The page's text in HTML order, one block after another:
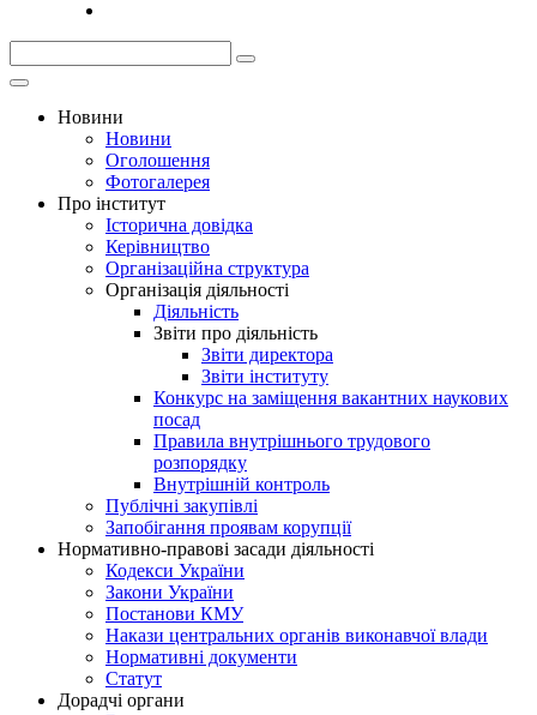
Новини
Новини
Оголошення
Фотогалерея
Про інститут
Історична довідка
Керівництво
Організаційна структура
Організація діяльності
Діяльність
Звіти про діяльність
Звіти директора
Звіти інституту
Конкурс на заміщення вакантних наукових
посад
Правила внутрішнього трудового
розпорядку
Внутрішній контроль
Публічні закупівлі
Запобігання проявам корупції
Нормативно-правові засади діяльності
Кодекси України
Закони України
Постанови КМУ
Накази центральних органів виконавчої влади
Нормативні документи
Статут
Дорадчі органи